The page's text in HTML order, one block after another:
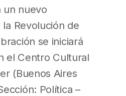
un nuevo
Revolución de
se iniciará
el Centro Cultural
(Buenos Aires
Política –